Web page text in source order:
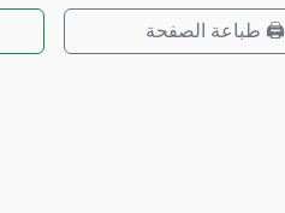
🖨️ طباعة الصفحة